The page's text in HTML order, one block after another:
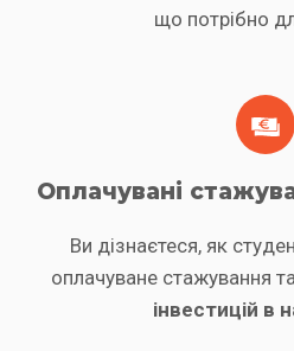
що потрібно
Оплачувані
Ви дізнаєтеся, як
оплачуване стажування та
інвестицій в